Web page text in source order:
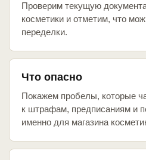
Проверим текущую
косметики и отметим, что
переделки.
Что опасно
Покажем пробелы, которые
к штрафам, предписаниям и
именно для магазина